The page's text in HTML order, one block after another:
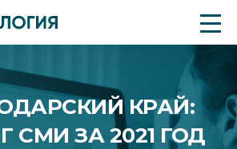
КРАЙ:
СМИ ЗА 2021 ГОД